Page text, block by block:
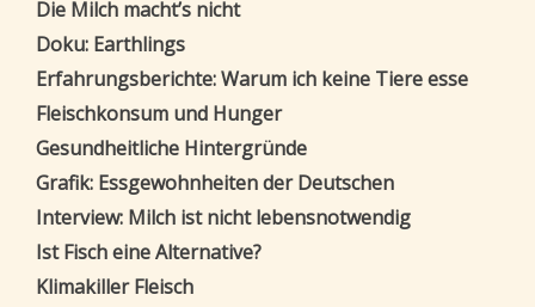
Die Milch macht’s nicht
Doku: Earthlings
Erfahrungsberichte: Warum ich keine Tiere esse
Fleischkonsum und Hunger
Gesundheitliche Hintergründe
Grafik: Essgewohnheiten der Deutschen
Interview: Milch ist nicht lebensnotwendig
Ist Fisch eine Alternative?
Klimakiller Fleisch